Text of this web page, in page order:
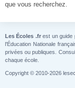
que vous recherchez.
Les Écoles .frest un guide
l'Éducation Nationale
privées ou publiques.
chaque école.
Copyright © 2010-2026